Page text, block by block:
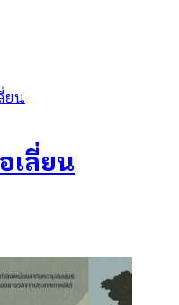
เลี่ยน